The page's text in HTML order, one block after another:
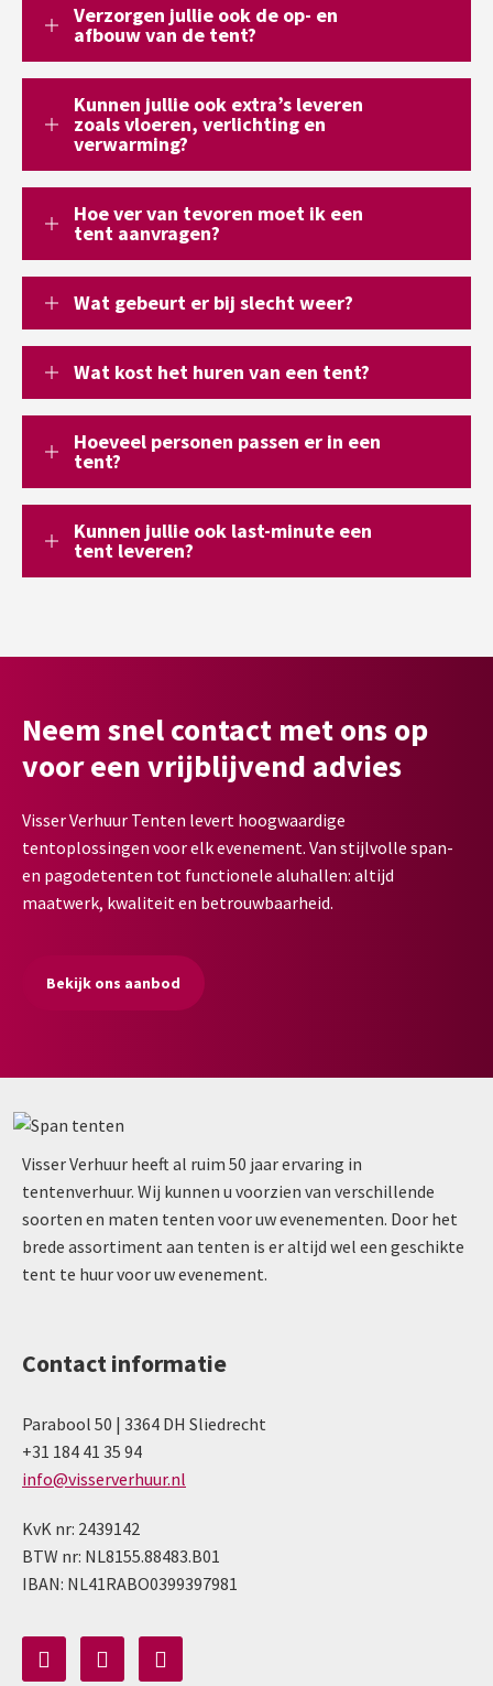
Verzorgen jullie ook de op- en
afbouw van de tent?
Kunnen jullie ook extra’s leveren
zoals vloeren, verlichting en
verwarming?
Hoe ver van tevoren moet ik een
tent aanvragen?
Wat gebeurt er bij slecht weer?
Wat kost het huren van een tent?
Hoeveel personen passen er in een
tent?
Kunnen jullie ook last-minute een
tent leveren?
Neem snel contact met ons op
voor een vrijblijvend advies
Visser Verhuur Tenten levert hoogwaardige
tentoplossingen voor elk evenement. Van stijlvolle span-
en pagodetenten tot functionele aluhallen: altijd
maatwerk, kwaliteit en betrouwbaarheid.
Bekijk ons aanbod
Visser Verhuur heeft al ruim 50 jaar ervaring in
tentenverhuur. Wij kunnen u voorzien van verschillende
soorten en maten tenten voor uw evenementen. Door het
brede assortiment aan tenten is er altijd wel een geschikte
tent te huur voor uw evenement.
Contact informatie
Parabool 50 | 3364 DH Sliedrecht
+31 184 41 35 94
info@visserverhuur.nl
KvK nr: 2439142
BTW nr: NL8155.88483.B01
IBAN: NL41RABO0399397981